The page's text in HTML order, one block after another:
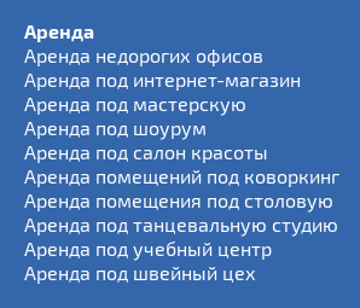
Аренда
Аренда недорогих офисов
Аренда под интернет-магазин
Аренда под мастерскую
Аренда под шоурум
Аренда под салон красоты
Аренда помещений под коворкинг
Аренда помещения под столовую
Аренда под танцевальную студию
Аренда под учебный центр
Аренда под швейный цех